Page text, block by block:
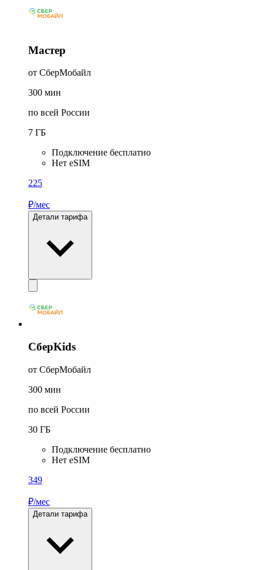
Мастер
от СберМобайл
300 мин
по всей России
7 ГБ
Подключение бесплатно
Нет eSIM
225
₽/мес
Детали тарифа
СберKids
от СберМобайл
300 мин
по всей России
30 ГБ
Подключение бесплатно
Нет eSIM
349
₽/мес
Детали тарифа